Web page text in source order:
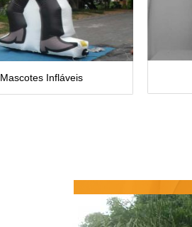
Mascotes Infláveis